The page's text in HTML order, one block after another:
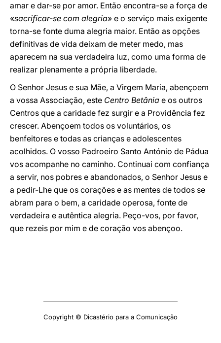
amar e dar-se por amor. Então encontra-se a força de
«sacrificar-se com alegria» e o serviço mais exigente
torna-se fonte duma alegria maior. Então as opções
definitivas de vida deixam de meter medo, mas
aparecem na sua verdadeira luz, como uma forma de
realizar plenamente a própria liberdade.
O Senhor Jesus e sua Mãe, a Virgem Maria, abençoem
a vossa Associação, este Centro Betânia e os outros
Centros que a caridade fez surgir e a Providência fez
crescer. Abençoem todos os voluntários, os
benfeitores e todas as crianças e adolescentes
acolhidos. O vosso Padroeiro Santo António de Pádua
vos acompanhe no caminho. Continuai com confiança
a servir, nos pobres e abandonados, o Senhor Jesus e
a pedir-Lhe que os corações e as mentes de todos se
abram para o bem, a caridade operosa, fonte de
verdadeira e autêntica alegria. Peço-vos, por favor,
que rezeis por mim e de coração vos abençoo.
Copyright © Dicastério para a Comunicação